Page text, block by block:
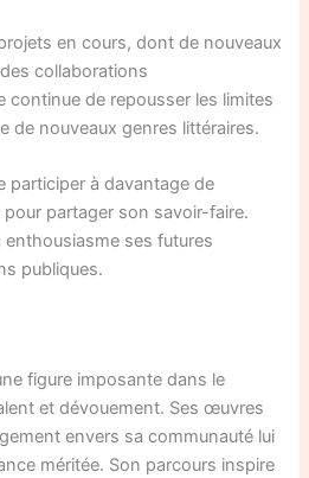
en cours, dont de nouveaux
collaborations
continue de repousser les limites
de nouveaux genres littéraires.
participer à davantage de
pour partager son savoir-faire.
ses futures
publiques.
figure imposante dans le
et dévouement. Ses œuvres
envers sa communauté lui
méritée. Son parcours inspire